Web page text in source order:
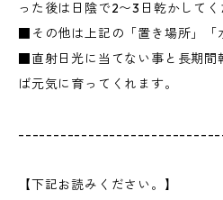
った後は日陰で2〜3日乾かしてく
■その他は上記の「置き場所」「
■直射日光に当てない事と長期間
ば元気に育ってくれます。
【下記お読みください。】